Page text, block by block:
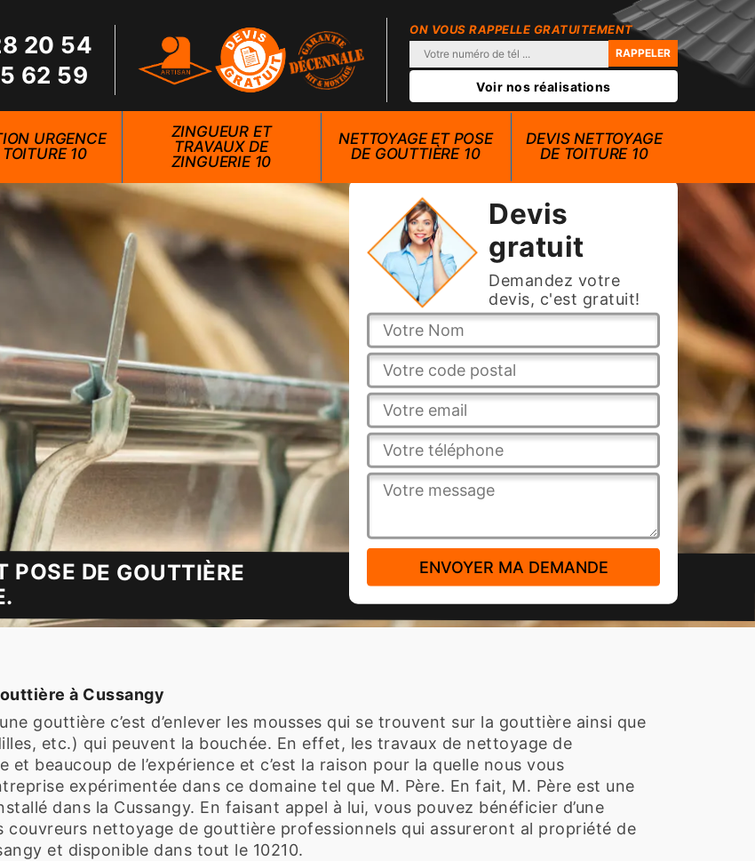
20 54
62 59
ON VOUS RAPPELLE GRATUITEMENT
Voir nos réalisations
URGENCE
10
ZINGUEUR ET
TRAVAUX DE
ZINGUERIE 10
NETTOYAGE ET POSE
DE GOUTTIÈRE 10
DEVIS NETTOYAGE
DE TOITURE 10
Devis
gratuit
Demandez votre
devis, c'est gratuit!
POSE DE GOUTTIÈRE
à Cussangy
gouttière c’est d’enlever les mousses qui se trouvent sur la gouttière ainsi que
etc.) qui peuvent la bouchée. En effet, les travaux de nettoyage de
beaucoup de l’expérience et c’est la raison pour la quelle nous vous
expérimentée dans ce domaine tel que M. Père. En fait, M. Père est une
dans la Cussangy. En faisant appel à lui, vous pouvez bénéficier d’une
nettoyage de gouttière professionnels qui assureront al propriété de
et disponible dans tout le 10210.